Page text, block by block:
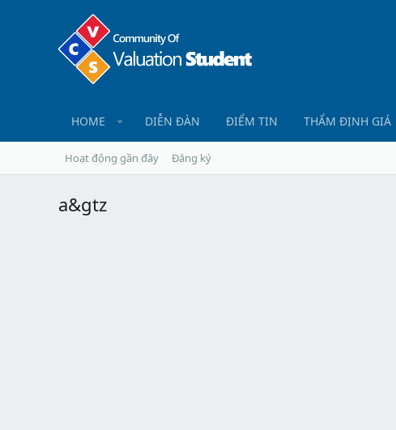
HOME DIỄN ĐÀN ĐIỂM TIN THẨM ĐỊNH GIÁ
Hoạt động gần đây Đăng ký
a&gtz